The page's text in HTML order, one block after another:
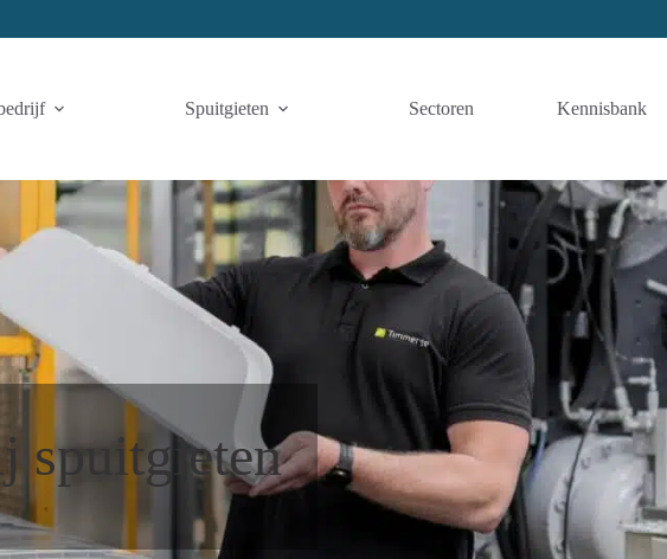
Spuitgieten Sectoren Kennisbank
spuitgieten